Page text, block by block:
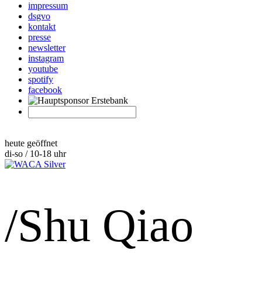
impressum
dsgvo
kontakt
presse
newsletter
instagram
youtube
spotify
facebook
heute geöffnet
di-so / 10-18 uhr
/Shu Qiao